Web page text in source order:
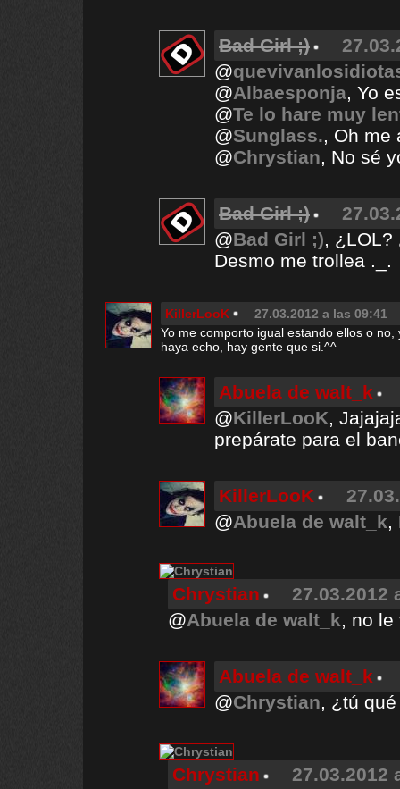
Bad Girl ;)
@
@Albaesponja, Yo
@Te lo hare muy
@Sunglass., Oh me
@Chrystian, No sé
Bad Girl ;)
@Bad Girl ;), ¿LOL?
Desmo me trollea ._.
KillerLooK
27.03.2012 a las 09:41
Yo me comporto igual estando ellos o
haya echo, hay gente que si.^^
Abuela de walt_k
@KillerLooK,
prepárate para el
KillerLooK
@Abuela de walt_k,
Chrystian
27.03.2012
@Abuela de walt_k, no le
Abuela de walt_k
@Chrystian, ¿tú
Chrystian
27.03.2012